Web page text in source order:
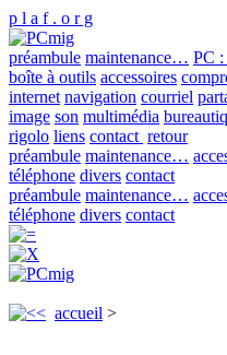
p l a f . o r g
préambule maintenance… PC :
boîte à outils accessoires
internet navigation courriel
image son multimédia
rigolo liens contact retour
préambule maintenance…
téléphone divers contact
préambule maintenance…
téléphone divers contact
accueil >